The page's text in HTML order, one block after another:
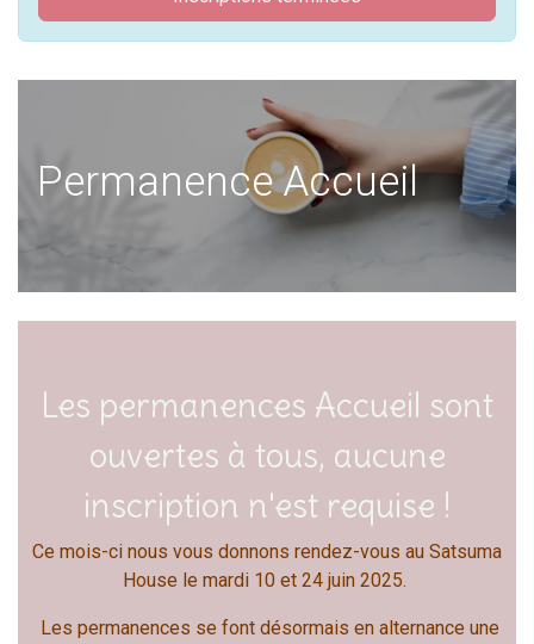
Permanence Accueil
Les permanences Accueil sont
ouvertes à tous, aucune
inscription n'est requise !
Ce mois-ci nous vous donnons rendez-vous au Satsuma
House le mardi 10 et 24 juin 2025.
Les permanences se font désormais en alternance une